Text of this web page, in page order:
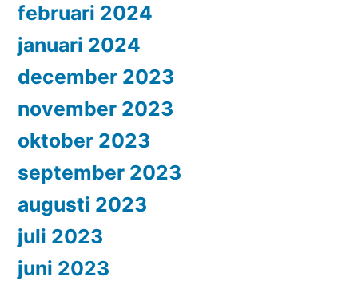
februari 2024
januari 2024
december 2023
november 2023
oktober 2023
september 2023
augusti 2023
juli 2023
juni 2023